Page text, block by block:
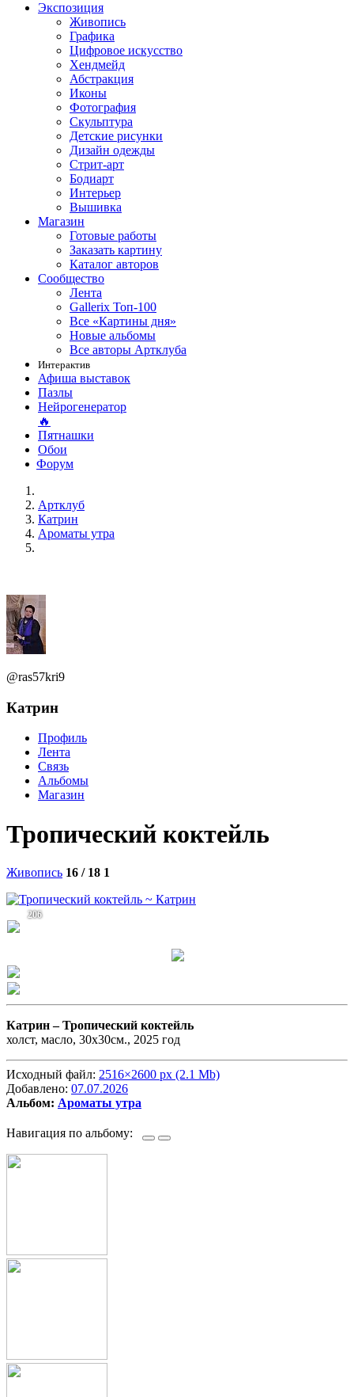
Экспозиция
Живопись
Графика
Цифровое искусство
Хендмейд
Абстракция
Иконы
Фотография
Скульптура
Детские рисунки
Дизайн одежды
Стрит-арт
Бодиарт
Интерьер
Вышивка
Магазин
Готовые работы
Заказать картину
Каталог авторов
Сообщество
Лента
Gallerix Топ-100
Все «Картины дня»
Новые альбомы
Все авторы Артклуба
Интерактив
Афиша выставок
Пазлы
Нейрогенератор
🔥
Пятнашки
Обои
Форум
Артклуб
Катрин
Ароматы утра
@ras57kri9
Катрин
Профиль
Лента
Связь
Альбомы
Магазин
Тропический коктейль
Живопись 16 / 18 1
206
Катрин –Тропический коктейль
холст, масло, 30х30см., 2025 год
Исходный файл: 2516×2600 px (2.1 Mb)
Добавлено: 07.07.2026
Альбом: Ароматы утра
Навигация по альбому: